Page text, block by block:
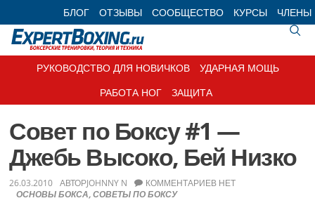
to
primary
navigation
to
main
content
to
primary
sidebar
to
footer
БЛОГ ОТЗЫВЫ СООБЩЕСТВО КУРСЫ ЧЛЕНЫ
РУКОВОДСТВО ДЛЯ НОВИЧКОВ
УДАРНАЯ МОЩЬ
РАБОТА НОГ
ЗАЩИТА
Совет по Боксу #1 —
Джебь Высоко, Бей Низко
26.03.2010 АВТОРJOHNNY N
ОСНОВЫ БОКСА,СОВЕТЫ ПО БОКСУ
КОММЕНТАРИЕВ НЕТ